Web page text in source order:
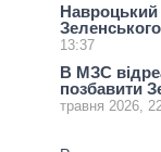
Навроцький
13:37
В МЗС
позбавити
травня 2026,